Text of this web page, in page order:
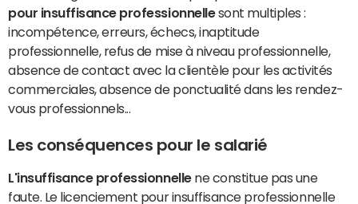
pour insuffisance professionnellesont multiples :
incompétence, erreurs, échecs, inaptitude
professionnelle, refus de mise à niveau professionnelle,
absence de contact avec la clientèle pour les activités
commerciales, absence de ponctualité dans les rendez-
vous professionnels...
Les conséquences pour le salarié
L'insuffisance professionnellene constitue pas une
faute. Le licenciement pour insuffisance professionnelle